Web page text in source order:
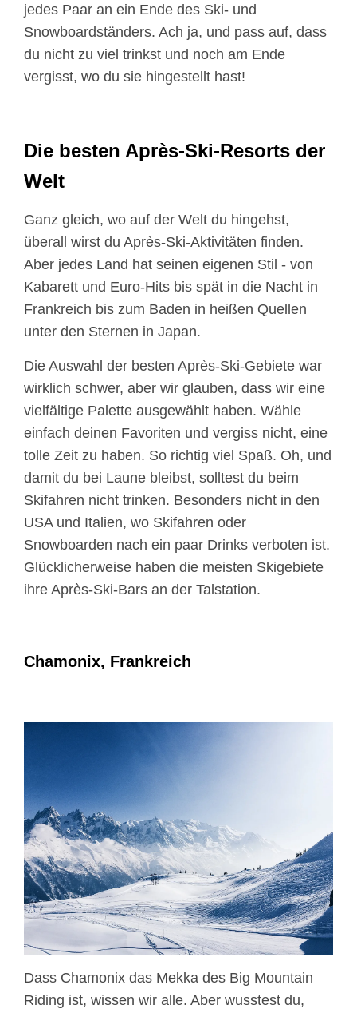
jedes Paar an ein Ende des Ski- und
Snowboardständers. Ach ja, und pass auf, dass
du nicht zu viel trinkst und noch am Ende
vergisst, wo du sie hingestellt hast!
Die besten Après-Ski-Resorts der
Welt
Ganz gleich, wo auf der Welt du hingehst,
überall wirst du Après-Ski-Aktivitäten finden.
Aber jedes Land hat seinen eigenen Stil - von
Kabarett und Euro-Hits bis spät in die Nacht in
Frankreich bis zum Baden in heißen Quellen
unter den Sternen in Japan.
Die Auswahl der besten Après-Ski-Gebiete war
wirklich schwer, aber wir glauben, dass wir eine
vielfältige Palette ausgewählt haben. Wähle
einfach deinen Favoriten und vergiss nicht, eine
tolle Zeit zu haben. So richtig viel Spaß. Oh, und
damit du bei Laune bleibst, solltest du beim
Skifahren nicht trinken. Besonders nicht in den
USA und Italien, wo Skifahren oder
Snowboarden nach ein paar Drinks verboten ist.
Glücklicherweise haben die meisten Skigebiete
ihre Après-Ski-Bars an der Talstation.
Chamonix, Frankreich
Dass Chamonix das Mekka des Big Mountain
Riding ist, wissen wir alle. Aber wusstest du,